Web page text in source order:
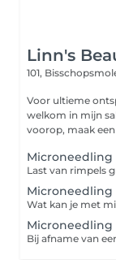
Linn's
101,
Voor ultieme
welkom in mijn
voorop, maak
Microneedling